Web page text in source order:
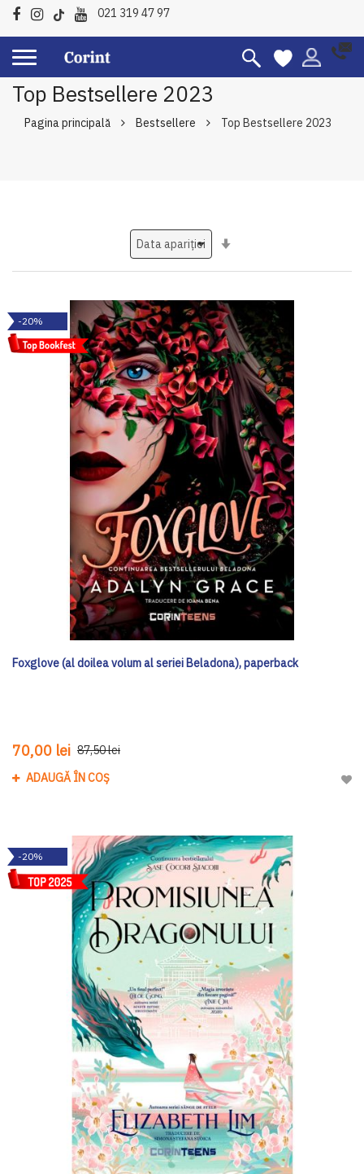
021 319 47 97
Top Bestsellere 2023
Pagina principală Bestsellere Top Bestsellere 2023
-20%
Foxglove (al doilea volum al seriei Beladona), paperback
70,00 lei 87,50 lei
ADAUGĂ ÎN COȘ
-20%